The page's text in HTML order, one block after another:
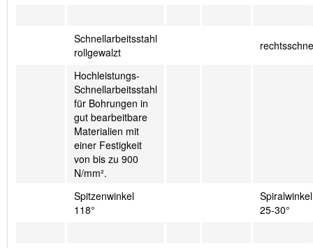
Schnellarbeitsstahl
rollgewalzt
Hochleistungs-
Schnellarbeitsstahl
für Bohrungen in
gut bearbeitbare
Materialien mit
einer Festigkeit
von bis zu 900
N/mm².
Spitzenwinkel
118°
Spiralwinkel
25-30°